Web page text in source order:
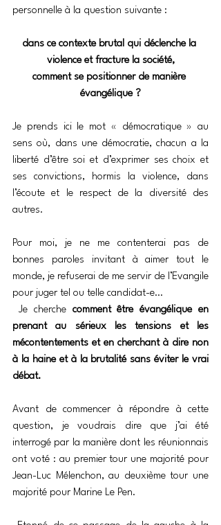
personnelle à la question suivante :
dans ce contexte brutal qui déclenche la
violence et fracture la société,
comment se positionner de manière
évangélique ?
Je prends ici le mot « démocratique » au
sens où, dans une démocratie, chacun a la
liberté d’être soi et d’exprimer ses choix et
ses convictions, hormis la violence, dans
l’écoute et le respect de la diversité des
autres.
Pour moi, je ne me contenterai pas de
bonnes paroles invitant à aimer tout le
monde, je refuserai de me servir de l’Evangile
pour juger tel ou telle candidat-e…
Je cherche comment être évangélique en
prenant au sérieux les tensions et les
mécontentements et en cherchant à dire non
à la haine et à la brutalité sans éviter le vrai
débat.
Avant de commencer à répondre à cette
question, je voudrais dire que j’ai été
interrogé par la manière dont les réunionnais
ont voté : au premier tour une majorité pour
Jean-Luc Mélenchon, au deuxième tour une
majorité pour Marine Le Pen.